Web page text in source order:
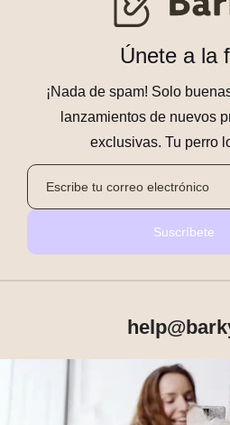
Únete a la
¡Nada de spam! Solo
lanzamientos de nuevos
exclusivas. Tu perro
Suscríbete